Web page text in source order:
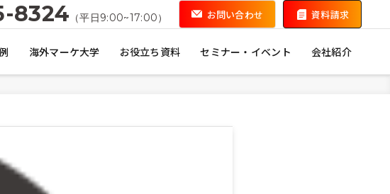
8324 （平日9:00~17:00） お問い合わせ 資料請求
海外マーケ大学 お役立ち資料 セミナー・イベント 会社紹介